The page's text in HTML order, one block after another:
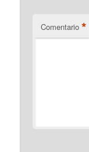
Comentario *